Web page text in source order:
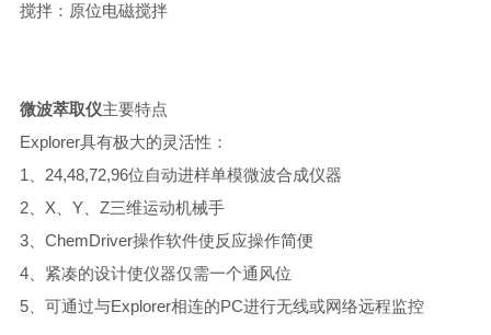
搅拌：原位电磁搅拌
微波萃取仪主要特点
Explorer具有极大的灵活性：
1、24,48,72,96位自动进样单模微波合成仪器
2、X、Y、Z三维运动机械手
3、ChemDriver操作软件使反应操作简便
4、紧凑的设计使仪器仅需一个通风位
5、可通过与Explorer相连的PC进行无线或网络远程监控